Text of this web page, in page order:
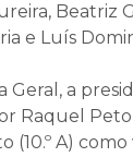
Beatriz
e Luís
Geral, a
Raquel Peto
(10.º A)